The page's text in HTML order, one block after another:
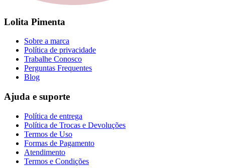
Lolita Pimenta
Sobre a marca
Política de privacidade
Trabalhe Conosco
Perguntas Frequentes
Blog
Ajuda e suporte
Política de entrega
Política de Trocas e Devoluções
Termos de Uso
Formas de Pagamento
Atendimento
Termos e Condições